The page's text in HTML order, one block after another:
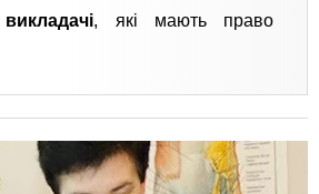
викладачі, які мають право